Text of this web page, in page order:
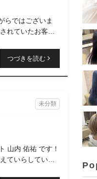
らではございま
れていたお客
つづきを読む
未分類
山内 佑祐 です！
ていらしていた